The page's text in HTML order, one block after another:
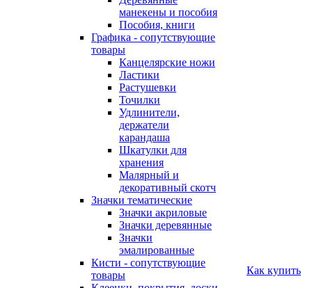
манекены и пособия
Пособия, книги
Графика - сопутствующие
товары
Канцелярские ножи
Ластики
Растушевки
Точилки
Удлинители,
держатели
карандаша
Шкатулки для
хранения
Малярный и
декоративный скотч
Значки тематические
Значки акриловые
Значки деревянные
Значки
эмалированные
Кисти - сопутствующие
товары
Как купить